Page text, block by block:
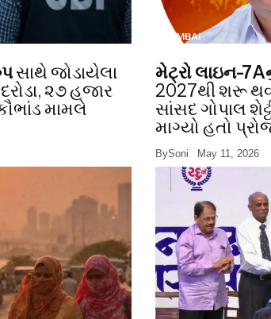
સાથે જોડાયેલા
૨૭ હજાર
મામલે
MUMBAI
મેટ્રો લાઇન-
2027થી શરૂ
સાંસદ ગોપાલ
માગ્યો હતો
BySoni May 11, 2026